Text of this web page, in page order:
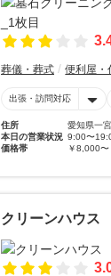
葬儀・葬式 便利屋・
出張・訪問対応
住所
愛知県一
本日の営業状況 9:00〜
価格帯
￥8,000
クリーンハウス